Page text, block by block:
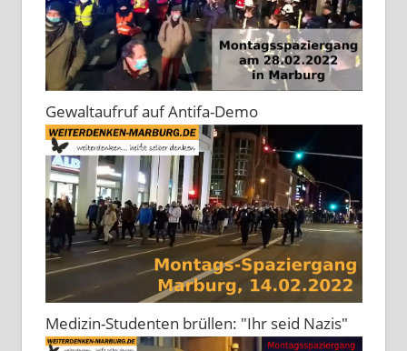
Gewaltaufruf auf Antifa-Demo
Medizin-Studenten brüllen: "Ihr seid Nazis"